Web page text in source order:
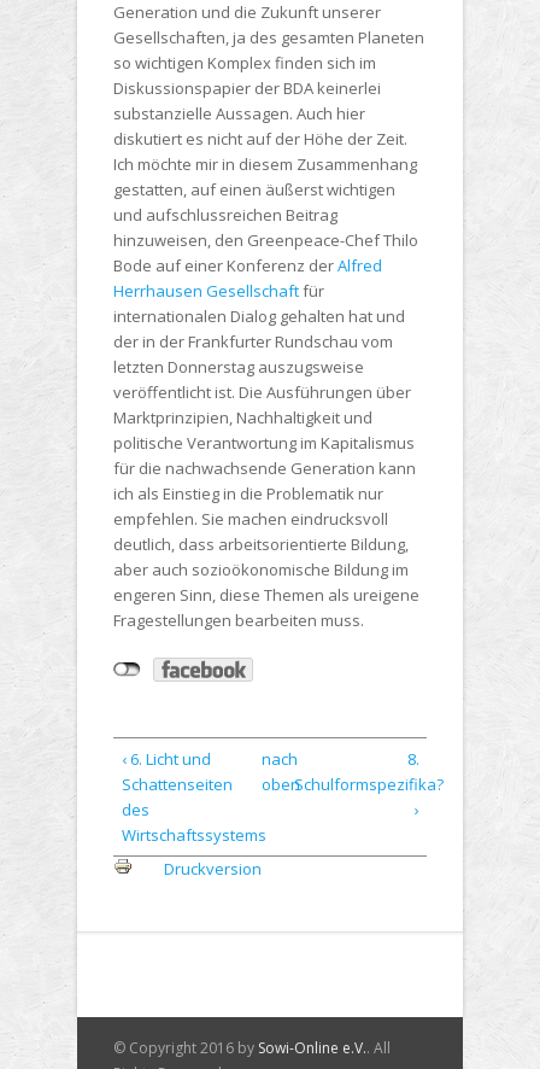
Generation und die Zukunft unserer
Gesellschaften, ja des gesamten Planeten
so wichtigen Komplex finden sich im
Diskussionspapier der BDA keinerlei
substanzielle Aussagen. Auch hier
diskutiert es nicht auf der Höhe der Zeit.
Ich möchte mir in diesem Zusammenhang
gestatten, auf einen äußerst wichtigen
und aufschlussreichen Beitrag
hinzuweisen, den Greenpeace-Chef Thilo
Bode auf einer Konferenz derAlfred
Herrhausen Gesellschaftfür
internationalen Dialog gehalten hat und
der in der Frankfurter Rundschau vom
letzten Donnerstag auszugsweise
veröffentlicht ist. Die Ausführungen über
Marktprinzipien, Nachhaltigkeit und
politische Verantwortung im Kapitalismus
für die nachwachsende Generation kann
ich als Einstieg in die Problematik nur
empfehlen. Sie machen eindrucksvoll
deutlich, dass arbeitsorientierte Bildung,
aber auch sozioökonomische Bildung im
engeren Sinn, diese Themen als ureigene
Fragestellungen bearbeiten muss.
‹ 6. Licht und
Schattenseiten
des
Wirtschaftssystems
nach
oben
8.
Schulformspezifika?
›
Druckversion
© Copyright 2016 by Sowi-Online e.V.. All